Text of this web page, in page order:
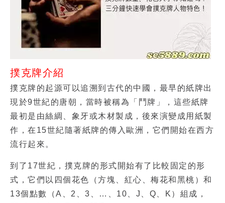
撲克牌介紹
撲克牌的起源可以追溯到古代的中國，最早的紙牌出
現於9世紀的唐朝，當時被稱為「鬥牌」，這些紙牌
最初是由絲綢、象牙或木材製成，後來演變成用紙製
作，在15世紀隨著紙牌的傳入歐洲，它們開始在西方
流行起來。
到了17世紀，撲克牌的形式開始有了比較固定的形
式，它們以四個花色（方塊、紅心、梅花和黑桃）和
13個點數（A、2、3、…、10、J、Q、K）組成，